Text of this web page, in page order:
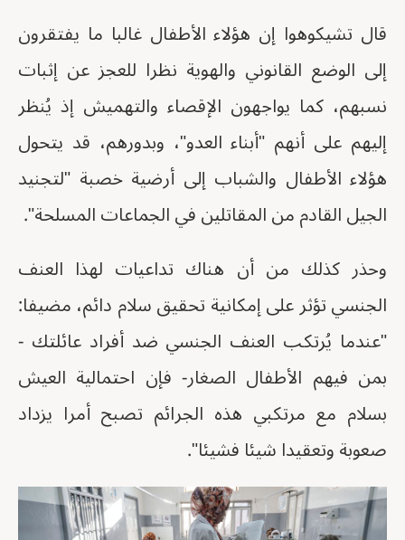
قال تشيكوهوا إن هؤلاء الأطفال غالبا ما يفتقرون
إلى الوضع القانوني والهوية نظرا للعجز عن إثبات
نسبهم، كما يواجهون الإقصاء والتهميش إذ يُنظر
إليهم على أنهم "أبناء العدو"، وبدورهم، قد يتحول
هؤلاء الأطفال والشباب إلى أرضية خصبة "لتجنيد
الجيل القادم من المقاتلين في الجماعات المسلحة".
وحذر كذلك من أن هناك تداعيات لهذا العنف
الجنسي تؤثر على إمكانية تحقيق سلام دائم، مضيفا:
"عندما يُرتكب العنف الجنسي ضد أفراد عائلتك -
بمن فيهم الأطفال الصغار- فإن احتمالية العيش
بسلام مع مرتكبي هذه الجرائم تصبح أمرا يزداد
صعوبة وتعقيدا شيئا فشيئا".